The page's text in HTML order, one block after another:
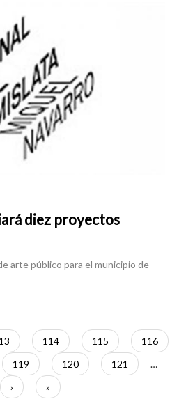
diez proyectos
arte público para el municipio de
Página
114 Página
115 Página
116
Página
119 Página
120 Página
121
…
Siguiente
página
›
Última
página
»